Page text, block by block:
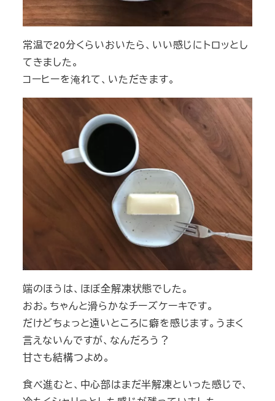
常温で20分くらいおいたら、いい感じにトロッとし
てきました。
コーヒーを淹れて、いただきます。
端のほうは、ほぼ全解凍状態でした。
おお。ちゃんと滑らかなチーズケーキです。
だけどちょっと遠いところに癖を感じます。うまく
言えないんですが、なんだろう？
甘さも結構つよめ。
食べ進むと、中心部はまだ半解凍といった感じで、